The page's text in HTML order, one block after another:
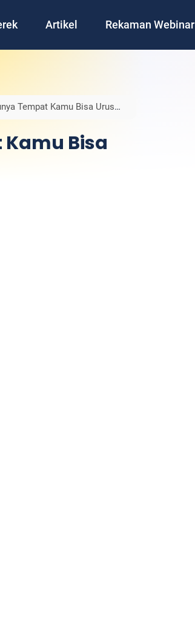
Artikel Rekaman Webinar
Tempat Kamu Bisa Urus
Bisa